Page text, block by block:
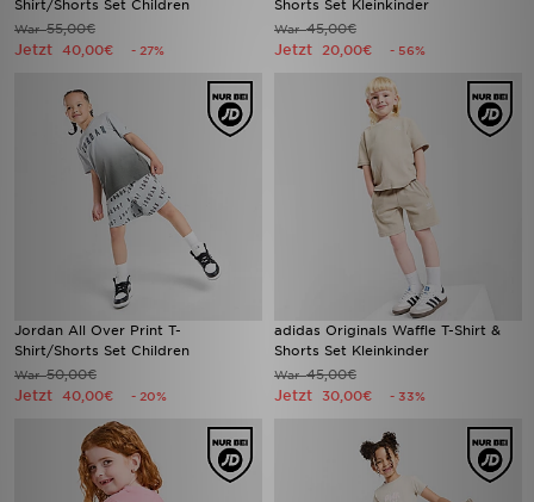
Shirt/Shorts Set Children
War55,00€
Jetzt 40,00€ - 27%
Shorts Set Kleinkinder
War45,00€
Jetzt 20,00€ - 56%
Jordan All Over Print T-
Shirt/Shorts Set Children
War50,00€
Jetzt 40,00€ - 20%
adidas Originals Waffle T-Shirt &
Shorts Set Kleinkinder
War45,00€
Jetzt 30,00€ - 33%